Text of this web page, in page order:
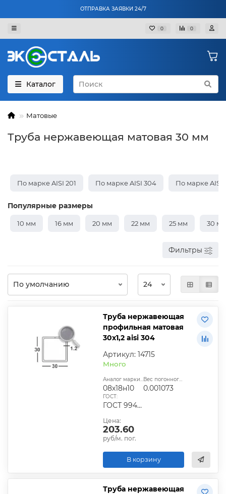
ОТПРАВКА ЗАЯВКИ 24/7
0 0
Каталог
Матовые
Труба нержавеющая матовая 30 мм
По марке AISI 201 По марке AISI 304 По марке AISI
Популярные размеры
10 мм 16 мм 20 мм 22 мм 25 мм 30 мм
Фильтры
Труба нержавеющая
профильная матовая
30х1,2 aisi 304
Артикул: 14715
Много
Аналог марки стали:
08х18н10
Вес погонного метра, т.:
0.001073
ГОСТ:
ГОСТ 9940-81
Цена:
203.60
руб/м. пог.
В корзину
Труба нержавеющая